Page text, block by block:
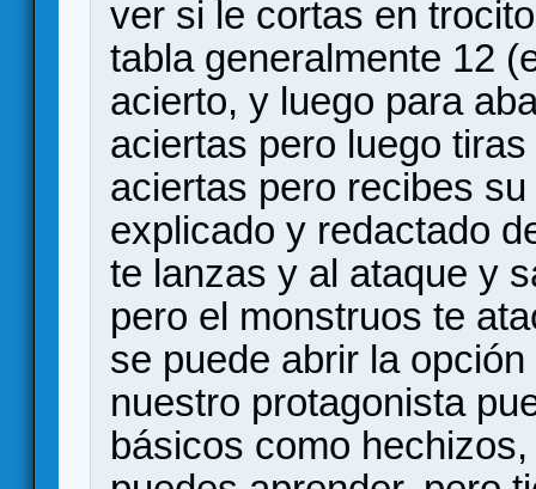
ver si le cortas en
tabla generalmente 12
acierto, y luego para
aciertas pero luego
aciertas pero recibes
explicado y redactado
te lanzas y al ataque y
pero el monstruos te
se puede abrir la
nuestro protagonista
básicos como